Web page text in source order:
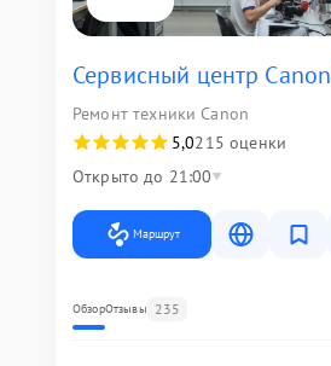
Сервисный центр Canon
Ремонт техники Canon
5,0215 оценки
Открыто до 21:00
Маршрут
ОбзорОтзывы 235